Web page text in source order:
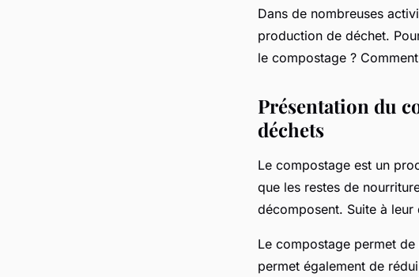
Les astuces pour
un composteur
Dans de nombreuses
production de déchet.
le compostage ?
Présentation du
déchets
Le compostage est un
que les restes de
décomposent. Suite à
Le compostage permet
permet également de